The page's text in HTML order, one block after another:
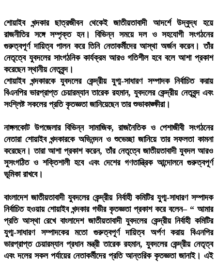
শোয়াইব খন্দকার ছাত্রজীবন থেকেই জাতীয়তাবাদী আদর্শে উদ্বুদ্ধ হয়ে
রাজনীতির সঙ্গে সম্পৃক্ত হন। বিভিন্ন সময়ে দল ও সহযোগী সংগঠনের
গুরুত্বপূর্ণ দায়িত্ব পালন করে তিনি নেতাকর্মীদের আস্থা অর্জন করেন। তাঁর
নেতৃত্বে যুবদলের সাংগঠনিক কার্যক্রম আরও গতিশীল হবে বলে আশা প্রকাশ
করেছেন স্থানীয় নেতৃবৃন্দ।
শোয়াইব খন্দকারকে যুবদলের কেন্দ্রীয় যুগ্ম-সাধারণ সম্পাদক নির্বাচিত করায়
বিএনপির ভারপ্রাপ্ত চেয়ারম্যান তারেক রহমান, যুবদলের কেন্দ্রীয় নেতৃবৃন্দ এবং
সংশ্লিষ্ট সকলের প্রতি কৃতজ্ঞতা জানিয়েছেন তার শুভাকাঙ্ক্ষীরা।
নাঙ্গলকোট উপজেলার বিভিন্ন সামাজিক, রাজনৈতিক ও পেশাজীবী সংগঠনের
নেতারা শোয়াইব খন্দকারকে অভিনন্দন ও শুভেচ্ছা জানিয়ে তার সফলতা কামনা
করেছেন। তারা আশা প্রকাশ করেন, তাঁর নেতৃত্বে জাতীয়তাবাদী যুবদল আরও
সুসংগঠিত ও শক্তিশালী হবে এবং দেশের গণতান্ত্রিক আন্দোলনে গুরুত্বপূর্ণ
ভূমিকা রাখবে।
বাংলাদেশ জাতীয়তাবাদী যুবদলের কেন্দ্রীয় নির্বাহী কমিটির যুগ্ম-সাধারণ সম্পাদক
নির্বাচিত হওয়ায় শোয়াইব খন্দকার গভীর কৃতজ্ঞতা প্রকাশ করে বলেন– “ আমার
প্রতি আস্থা রেখে বাংলাদেশ জাতীয়তাবাদী যুবদলের কেন্দ্রীয় নির্বাহী কমিটির
যুগ্ম-সাধারণ সম্পাদকের মতো গুরুত্বপূর্ণ দায়িত্ব অর্পণ করায় বিএনপির
ভারপ্রাপ্ত চেয়ারম্যান প্রধান মন্ত্রী তারেক রহমান, যুবদলের কেন্দ্রীয় নেতৃত্ব
এবং দলের সকল পর্যায়ের নেতাকর্মীদের প্রতি আন্তরিক কৃতজ্ঞতা জানাই। এই